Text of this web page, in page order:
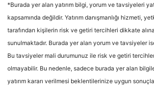
*Burada yer alan yatırım bilgi, yorum ve tavsiyeleri
kapsamında değildir. Yatırım danışmanlığı hizmeti,
tarafından kişilerin risk ve getiri tercihleri dikkate
sunulmaktadır. Burada yer alan yorum ve tavsiyeler
Bu tavsiyeler mali durumunuz ile risk ve getiri
olmayabilir. Bu nedenle, sadece burada yer alan
yatırım kararı verilmesi beklentilerinize uygun